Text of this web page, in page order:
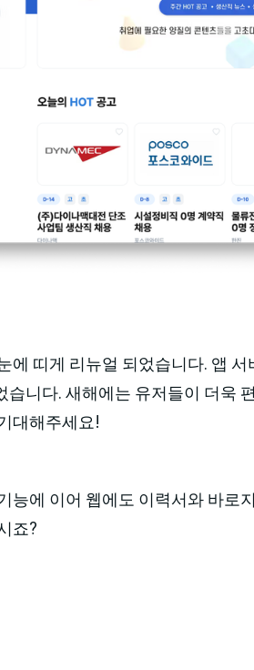
에 띠게 리뉴얼 되었습니다. 앱
습니다. 새해에는 유저들이 더욱
대해주세요!
능에 이어 웹에도 이력서와 바로
죠?